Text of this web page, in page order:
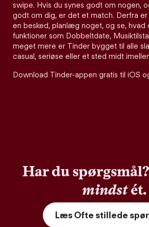
swipe. Hvis du synes godt om nogen,
godt om dig, er det et match. Derfra
en besked, planlæg noget, og se, hvad
funktioner som Dobbeltdate,
meget mere er Tinder bygget til alle
casual, seriøse eller et sted midt
Download Tinder-appen gratis til iOS
Har du
mindstét.
Læs Ofte stillede